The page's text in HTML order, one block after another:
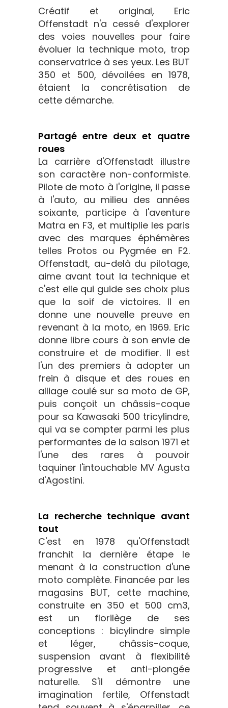
Créatif et original, Eric
Offenstadt n'a cessé d'explorer
des voies nouvelles pour faire
évoluer la technique moto, trop
conservatrice à ses yeux. Les BUT
350 et 500, dévoilées en 1978,
étaient la concrétisation de
cette démarche.
Partagé entre deux et quatre
roues
La carrière d'Offenstadt illustre
son caractère non-conformiste.
Pilote de moto à l'origine, il passe
à l'auto, au milieu des années
soixante, participe à l'aventure
Matra en F3, et multiplie les paris
avec des marques éphémères
telles Protos ou Pygmée en F2.
Offenstadt, au-delà du pilotage,
aime avant tout la technique et
c'est elle qui guide ses choix plus
que la soif de victoires. Il en
donne une nouvelle preuve en
revenant à la moto, en 1969. Eric
donne libre cours à son envie de
construire et de modifier. Il est
l'un des premiers à adopter un
frein à disque et des roues en
alliage coulé sur sa moto de GP,
puis conçoit un châssis-coque
pour sa Kawasaki 500 tricylindre,
qui va se compter parmi les plus
performantes de la saison 1971 et
l'une des rares à pouvoir
taquiner l'intouchable MV Agusta
d'Agostini.
La recherche technique avant
tout
C'est en 1978 qu'Offenstadt
franchit la dernière étape le
menant à la construction d'une
moto complète. Financée par les
magasins BUT, cette machine,
construite en 350 et 500 cm3,
est un florilège de ses
conceptions : bicylindre simple
et léger, châssis-coque,
suspension avant à flexibilité
progressive et anti-plongée
naturelle. S'il démontre une
imagination fertile, Offenstadt